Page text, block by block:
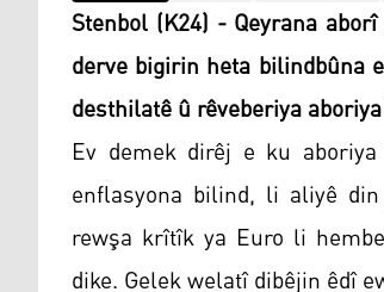
Stenbol (K24) - Qeyrana
derve bigirin heta bilindbûna
desthilatê û rêveberiya
Ev demek dirêj e ku
enflasyona bilind, li aliyê
rewşa krîtîk ya Euro li
dike. Gelek welatî dibêjin êdî